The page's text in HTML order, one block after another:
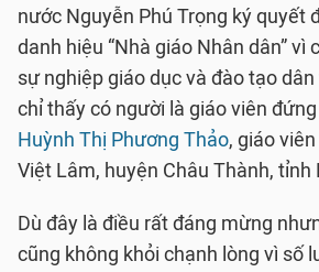
nước Nguyễn Phú Trọng ký quyết
danh hiệu “Nhà giáo Nhân dân” vì
sự nghiệp giáo dục và đào tạo
chỉ thấy có người là giáo viên
Huỳnh Thị Phương Thảo, giáo
Việt Lâm, huyện Châu Thành, tỉnh
Dù đây là điều rất đáng mừng
cũng không khỏi chạnh lòng vì số